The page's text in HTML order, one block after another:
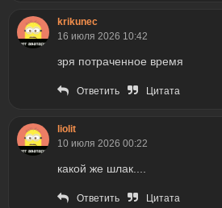
krikunec
16 июля 2026 10:42
зря потраченное время
Ответить Цитата
liolit
10 июля 2026 00:22
какой же шлак....
Ответить Цитата